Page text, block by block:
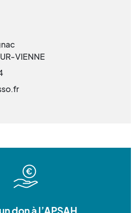
VIENNE
don à l’APSAH